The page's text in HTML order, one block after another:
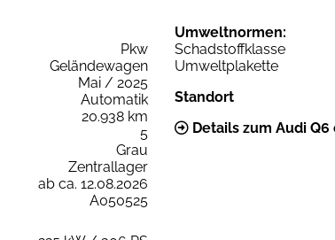
Pkw
Geländewagen
Mai / 2025
Automatik
20.938 km
5
Grau
Zentrallager
ab ca. 12.08.2026
A050525
Umweltnormen:
Schadstoffklasse
Umweltplakette
Standort
Details zum Audi